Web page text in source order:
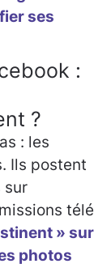
ses
:
?
: les
Ils postent
sur
télé
» sur
photos